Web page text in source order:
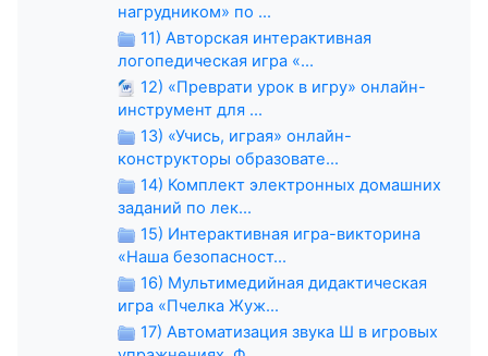
нагрудником» по ...
11) Авторская интерактивная
логопедическая игра «...
12) «Преврати урок в игру» онлайн-
инструмент для ...
13) «Учись, играя» онлайн-
конструкторы образовате...
14) Комплект электронных домашних
заданий по лек...
15) Интерактивная игра-викторина
«Наша безопасност...
16) Мультимедийная дидактическая
игра «Пчелка Жуж...
17) Автоматизация звука Ш в игровых